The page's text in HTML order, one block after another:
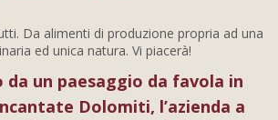
Da alimenti di produzione propria ad una
ed unica natura. Vi piacerà!
da un paesaggio da favola in
Dolomiti, l’azienda a